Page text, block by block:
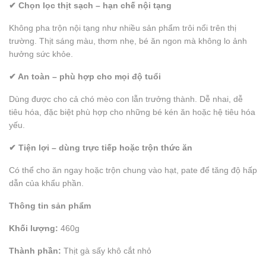
✔ Chọn lọc thịt sạch – hạn chế nội tạng
Không pha trộn nội tạng như nhiều sản phẩm trôi nổi trên thị
trường. Thịt sáng màu, thơm nhẹ, bé ăn ngon mà không lo ảnh
hưởng sức khỏe.
✔ An toàn – phù hợp cho mọi độ tuổi
Dùng được cho cả chó mèo con lẫn trưởng thành. Dễ nhai, dễ
tiêu hóa, đặc biệt phù hợp cho những bé kén ăn hoặc hệ tiêu hóa
yếu.
✔ Tiện lợi – dùng trực tiếp hoặc trộn thức ăn
Có thể cho ăn ngay hoặc trộn chung vào hạt, pate để tăng độ hấp
dẫn của khẩu phần.
Thông tin sản phẩm
Khối lượng: 460g
Thành phần: Thịt gà sấy khô cắt nhỏ